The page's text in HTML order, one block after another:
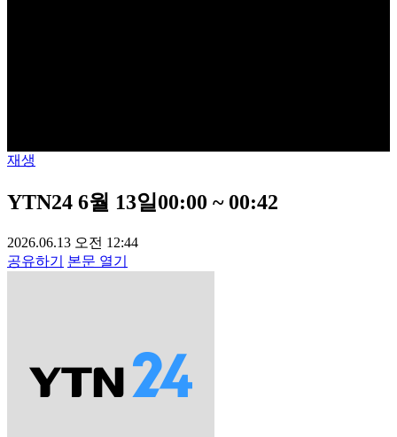
재생
YTN24 6월 13일00:00 ~ 00:42
2026.06.13 오전 12:44
공유하기
본문 열기